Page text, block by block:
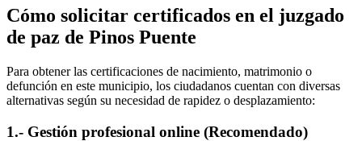
Cómo solicitar certificados en el juzgado
de paz de Pinos Puente
Para obtener las certificaciones de nacimiento, matrimonio o
defunción en este municipio, los ciudadanos cuentan con diversas
alternativas según su necesidad de rapidez o desplazamiento:
1.- Gestión profesional online (Recomendado)